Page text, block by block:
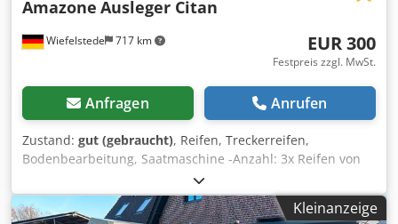
Wiefelstede 717 km
Amazone Ausleger Citan
EUR 300
Festpreis zzgl. MwSt.
Anfragen Anrufen
Zustand: gut (gebraucht), Reifen, Treckerreifen,
Bodenbearbeitung, Saatmaschine -Anzahl: 3x Reifen von
einer Amazone Saatmaschine -Reifengrösse -Nabe: Ø 40
mm -Abmessung: Ø 750 -Komplettpreis: für 3 Reifen -
Gewicht: 51 kg/Stück Dwjdpfxeb A E Ufs Adkja Kleinanzeige